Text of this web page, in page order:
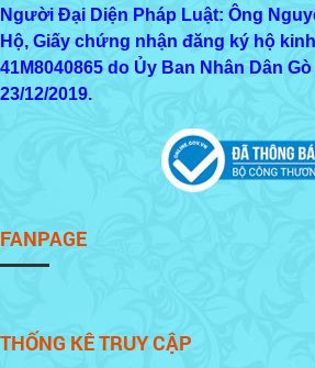
Người Đại Diện Pháp Luật: Ông
Hộ, Giấy chứng nhận đăng ký hộ
41M8040865 do Ủy Ban Nhân Dân
23/12/2019.
FANPAGE
THỐNG KÊ TRUY CẬP